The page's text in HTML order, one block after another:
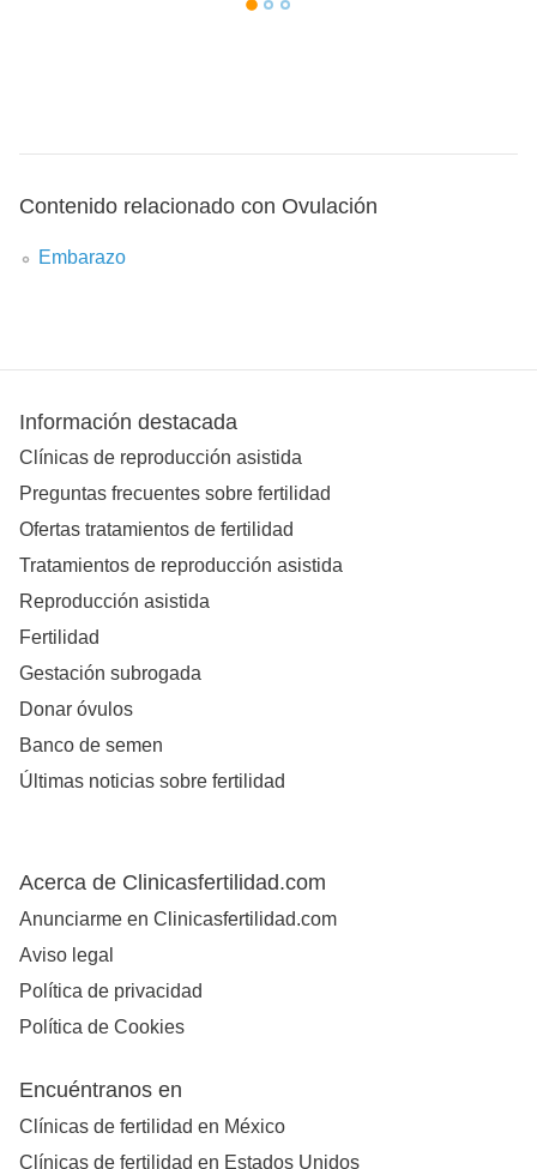
Contenido relacionado con Ovulación
Embarazo
Información destacada
Clínicas de reproducción asistida
Preguntas frecuentes sobre fertilidad
Ofertas tratamientos de fertilidad
Tratamientos de reproducción asistida
Reproducción asistida
Fertilidad
Gestación subrogada
Donar óvulos
Banco de semen
Últimas noticias sobre fertilidad
Acerca de Clinicasfertilidad.com
Anunciarme en Clinicasfertilidad.com
Aviso legal
Política de privacidad
Política de Cookies
Encuéntranos en
Clínicas de fertilidad en México
Clínicas de fertilidad en Estados Unidos